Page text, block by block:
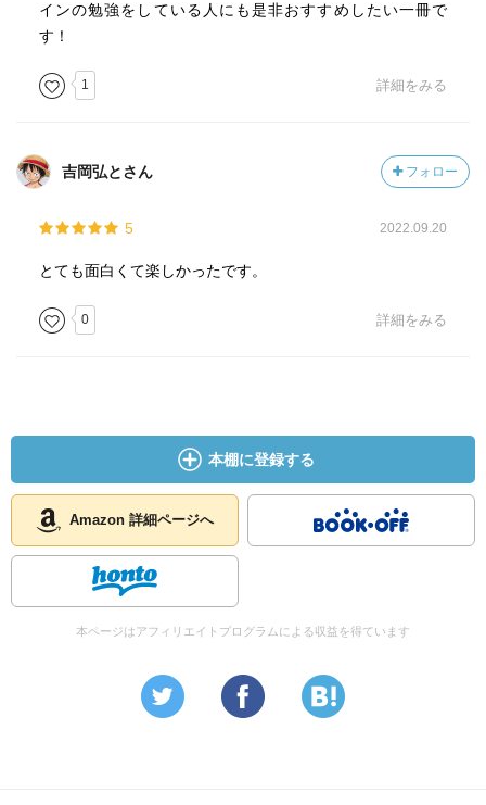
インの勉強をしている人にも是非おすすめしたい一冊で
す！
1 詳細をみる
吉岡弘とさん フォロー
5 2022.09.20
とても面白くて楽しかったです。
0 詳細をみる
本棚に登録する
Amazon 詳細ページへ
本ページはアフィリエイトプログラムによる収益を得ています